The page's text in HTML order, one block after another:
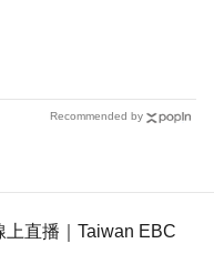
Recommended by
直播｜Taiwan EBC